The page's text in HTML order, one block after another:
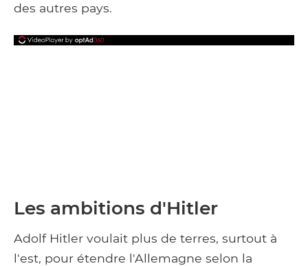
des autres pays.
Les ambitions d'Hitler
Adolf Hitler voulait plus de terres, surtout à
l'est, pour étendre l'Allemagne selon la